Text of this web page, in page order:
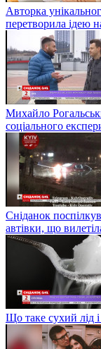
Авторка
перетворила ідею
Михайло
соціального
Сніданок
автівки, що
Що таке сухий лід